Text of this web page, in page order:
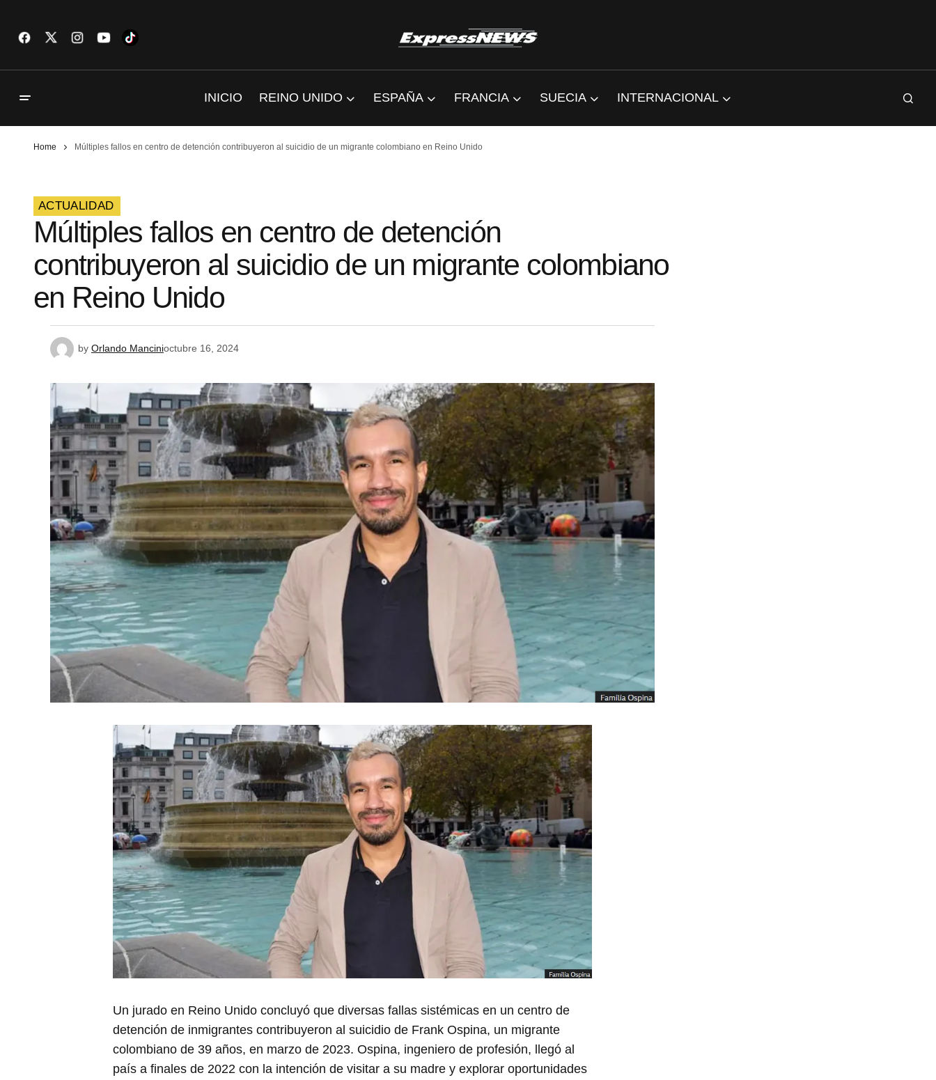
INICIO REINO UNIDO ESPAÑA FRANCIA SUECIA INTERNACIONAL
Home Múltiples fallos en centro de detención contribuyeron al suicidio de un migrante colombiano en Reino Unido
ACTUALIDAD
Múltiples fallos en centro de detención
contribuyeron al suicidio de un migrante colombiano
en Reino Unido
by Orlando Mancinioctubre 16, 2024
Un jurado en Reino Unido concluyó que diversas fallas sistémicas en un centro de
detención de inmigrantes contribuyeron al suicidio de Frank Ospina, un migrante
colombiano de 39 años, en marzo de 2023. Ospina, ingeniero de profesión, llegó al
país a finales de 2022 con la intención de visitar a su madre y explorar oportunidades